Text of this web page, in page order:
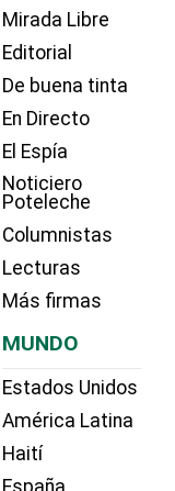
Mirada Libre
Editorial
De buena tinta
En Directo
El Espía
Noticiero
Poteleche
Columnistas
Lecturas
Más firmas
MUNDO
Estados Unidos
América Latina
Haití
España